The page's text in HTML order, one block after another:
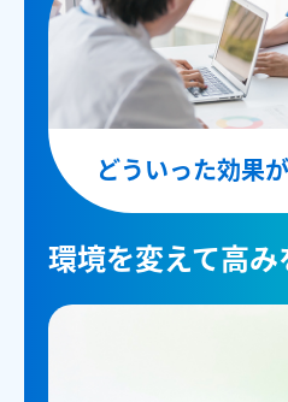
どういった効果
環境を変えて高み